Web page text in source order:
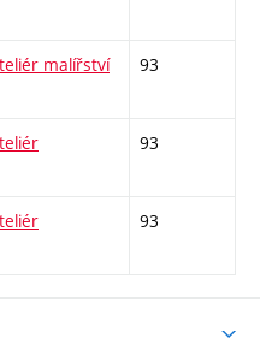
malířství
93
93
93